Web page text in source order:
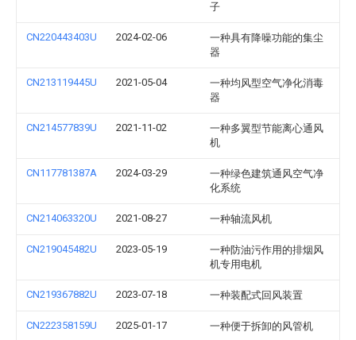
子
CN220443403U 2024-02-06
一种具有降噪功能的集尘
器
CN213119445U 2021-05-04
一种均风型空气净化消毒
器
CN214577839U 2021-11-02
一种多翼型节能离心通风
机
CN117781387A 2024-03-29
一种绿色建筑通风空气净
化系统
CN214063320U 2021-08-27 一种轴流风机
CN219045482U 2023-05-19
一种防油污作用的排烟风
机专用电机
CN219367882U 2023-07-18 一种装配式回风装置
CN222358159U 2025-01-17 一种便于拆卸的风管机